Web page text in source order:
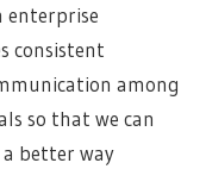
enterprise
consistent
among
so that we can
better way